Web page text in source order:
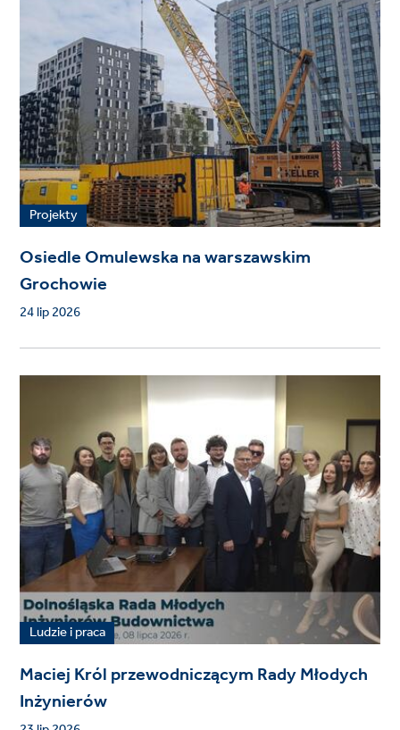
Projekty
Osiedle Omulewska na warszawskim
Grochowie
24 lip 2026
Ludzie i praca
Maciej Król przewodniczącym Rady Młodych
Inżynierów